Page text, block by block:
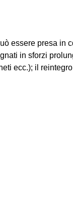
essere presa in
in sforzi
ecc.); il